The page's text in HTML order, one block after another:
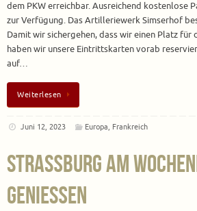
dem PKW erreichbar. Ausreichend kostenlose
zur Verfügung. Das Artilleriewerk Simserhof
Damit wir sichergehen, dass wir einen Platz für
haben wir unsere Eintrittskarten vorab
auf…
Weiterlesen
Juni 12, 2023 Europa, Frankreich
Straßburg am
genießen